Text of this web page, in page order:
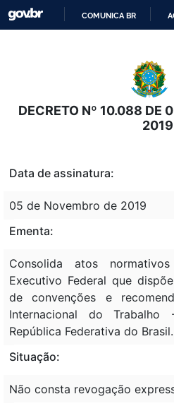
O
COMUNICA BR
DECRETO Nº 10.088 DE
2019
Data de assinatura:
05 de Novembro de 2019
Ementa:
Consolida atos
Executivo Federal que
de convenções e
Internacional do
República Federativa do Brasil.
Situação:
Não consta revogação